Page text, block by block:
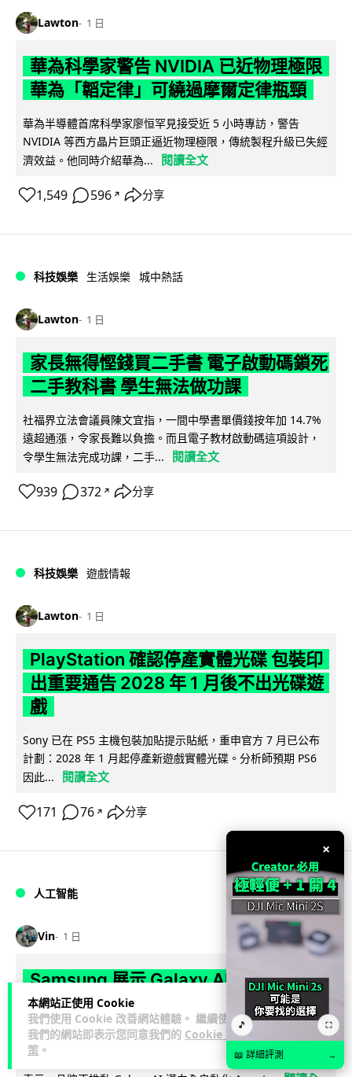
本網站正使用 Cookie
我們使用 Cookie 改善網站體驗。 繼續使用
我們的網站即表示您同意我們的 Cookie 政
策 。
Lawton 1 日
華為科學家警告 NVIDIA 已近物理極限
華為「韜定律」可繞過摩爾定律瓶頸
華為半導體首席科學家廖恒罕見接受近 5 小時專訪，警告
NVIDIA 等西方晶片巨頭正逼近物理極限，傳統製程升級已失經
濟效益。他同時介紹華為...
閱讀全文
1,549 596 ↗ 分享
科技娛樂 生活娛樂 城中熱話
Lawton 1 日
家長無得慳錢買二手書 電子啟動碼鎖死
二手教科書 學生無法做功課
社福界立法會議員陳文宜指，一間中學書單價錢按年加 14.7%
遠超通漲，令家長難以負擔。而且電子教材啟動碼這項設計，
令學生無法完成功課，二手...
閱讀全文
939 372 ↗ 分享
科技娛樂 遊戲情報
Lawton 1 日
PlayStation 確認停產實體光碟 包裝印
出重要通告 2028 年 1 月後不出光碟遊
戲
Sony 已在 PS5 主機包裝加貼提示貼紙，重申官方 7 月已公布
計劃：2028 年 1 月起停產新遊戲實體光碟。分析師預期 PS6
因此...
閱讀全文
171 76 ↗ 分享
人工智能
Vin 1 日
Samsung 展示 Galaxy AI 新方向 未來
手機毋須輸入文字 轉向 Agent 全自動操
作
Samsung 電子 MX 部門顧客體驗辦公室主管兼副總裁 Jay Kim
×
🎵 ⛶
📖 詳細評測 →